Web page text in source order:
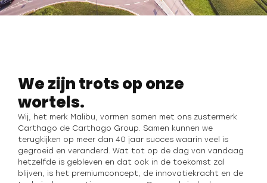
We zijn trots op onze
wortels.
Wij, het merk Malibu, vormen samen met ons zustermerk
Carthago de Carthago Group. Samen kunnen we
terugkijken op meer dan 40 jaar succes waarin veel is
gegroeid en veranderd. Wat tot op de dag van vandaag
hetzelfde is gebleven en dat ook in de toekomst zal
blijven, is het premiumconcept, de innovatiekracht en de